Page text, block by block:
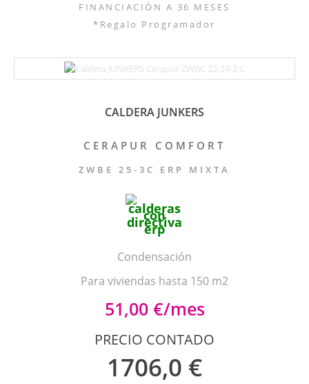
FINANCIACIÓN A 36 MESES
*Regalo Programador
CALDERA JUNKERS
CERAPUR COMFORT
ZWBE 25-3C ERP MIXTA
Condensación
Para viviendas hasta 150 m2
51,00 €/mes
PRECIO CONTADO
1706,0 €